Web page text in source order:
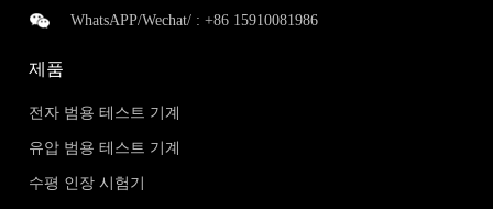
WhatsAPP/Wechat/ :+86 15910081986
제품
전자 범용 테스트 기계
유압 범용 테스트 기계
수평 인장 시험기